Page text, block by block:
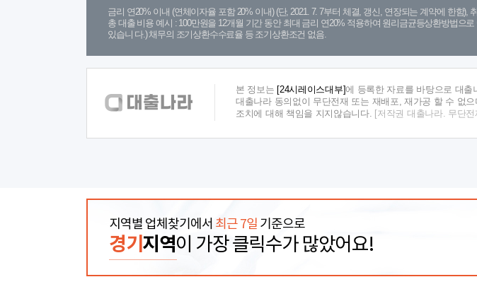
금리 연20% 이내 (연체이자율 포함 20% 이내) (단, 2021. 7. 7부터 체결, 갱신, 연장되는 계약에 한함
총 대출 비용 예시 : 100만원을 12개월 기간 동안 최대 금리 연20% 적용하여 원리금균등상환방법으
있습니 다.) 채무의 조기상환수수료율 등 조기상환조건 없음.
본 정보는 [24시레이스대부]에 등록한 자료를 바탕으로 대
대출나라 동의없이 무단전재 또는 재배포, 재가공 할 수 없
조치에 대해 책임을 지지않습니다.
[저작권 대출나라. 무단전
지역별 업체찾기에서 최근 7일 기준으로
경기 지역이 가장 클릭수가 많았어요!